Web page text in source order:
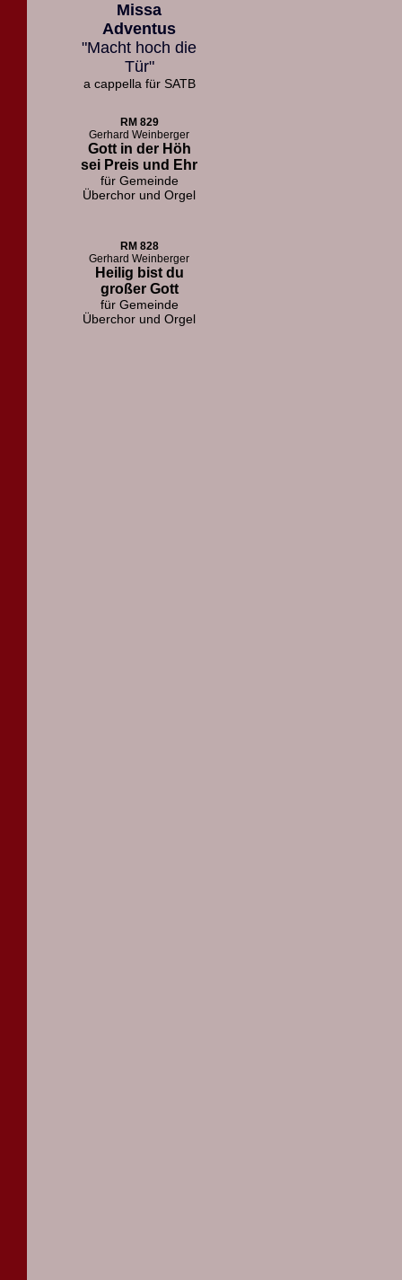
Missa
Adventus
"Macht hoch die
Tür"
a cappella für SATB
RM 829
Gerhard Weinberger
Gott in der Höh
sei Preis und Ehr
für Gemeinde
Überchor und Orgel
RM 828
Gerhard Weinberger
Heilig bist du
großer Gott
für Gemeinde
Überchor und Orgel